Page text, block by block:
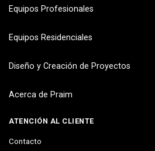
Equipos Profesionales
Equipos Residenciales
Diseño y Creación de Proyectos
Acerca de Praim
ATENCIÓN AL CLIENTE
Contacto